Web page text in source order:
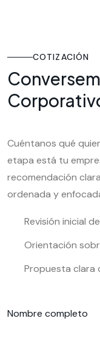
COTIZACIÓN
Cuéntanos qué
etapa está tu
recomendación
ordenada y
Revisión inicial
Orientación
Propuesta clara
Nombre completo